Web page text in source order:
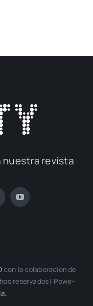
nues­tra revis­ta
con la cola­bo­ra­ción de
reser­va­dos | Powe­